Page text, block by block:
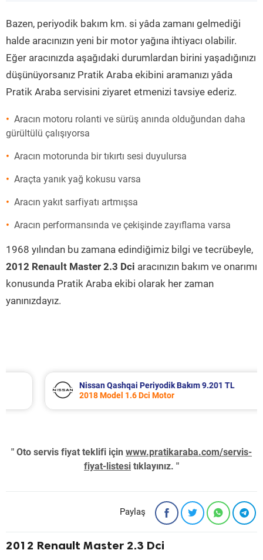
Bazen, periyodik bakım km. si yâda zamanı gelmediği
halde aracınızın yeni bir motor yağına ihtiyacı olabilir.
Eğer aracınızda aşağıdaki durumlardan birini yaşadığınızı
düşünüyorsanız Pratik Araba ekibini aramanızı yâda
Pratik Araba servisini ziyaret etmenizi tavsiye ederiz.
Aracın motoru rolanti ve sürüş anında olduğundan daha
gürültülü çalışıyorsa
Aracın motorunda bir tıkırtı sesi duyulursa
Araçta yanık yağ kokusu varsa
Aracın yakıt sarfiyatı artmışsa
Aracın performansında ve çekişinde zayıflama varsa
1968 yılından bu zamana edindiğimiz bilgi ve tecrübeyle,
2012 Renault Master 2.3 Dci aracınızın bakım ve onarımı
konusunda Pratik Araba ekibi olarak her zaman
yanınızdayız.
Nissan Qashqai Periyodik Bakım 9.201 TL
2018 Model 1.6 Dci Motor
" Oto servis fiyat teklifi için www.pratikaraba.com/servis-
fiyat-listesi tıklayınız. "
Paylaş
2012 Renault Master 2.3 Dci